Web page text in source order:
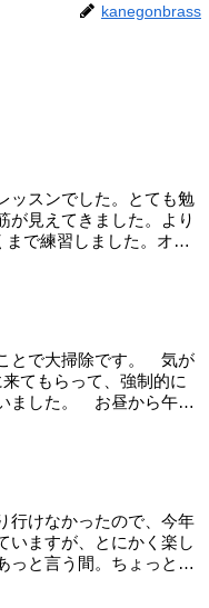
kanegonbrass
ッスンでした。とても勉
が見えてきました。より
で練習しました。オ
とで大掃除です。 気が
てもらって、強制的に
ました。 お昼から午
行けなかったので、今年
いますが、とにかく楽し
と言う間。ちょっと